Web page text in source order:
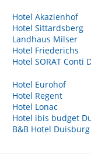
Hotel Akazienhof
Hotel Sittardsberg
Landhaus Milser
Hotel Friederichs
Hotel SORAT Conti
Hotel Eurohof
Hotel Regent
Hotel Lonac
Hotel ibis budget
B&B Hotel